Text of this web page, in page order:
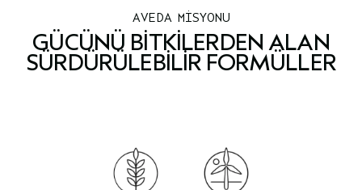
AVEDA MİSYONU
GÜCÜNÜ BITKILERDEN ALAN
SÜRDÜRÜLEBILIR FORMÜLLER